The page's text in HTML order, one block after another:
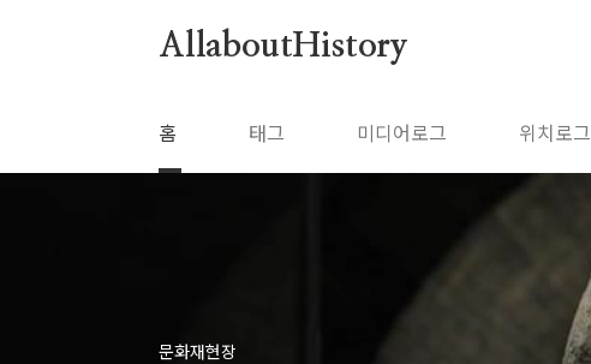
AllaboutHistory
홈 태그 미디어로그 위치로그
문화재현장